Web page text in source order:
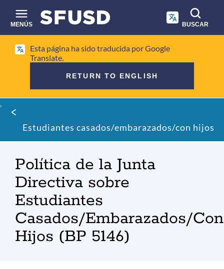
contenido
principal
MENÚS BUSCAR
BúsquedaEsta página ha sido traducida por Google
Translate.
RETURN TO ENGLISH
Migaja
Estudiantes casados/embarazados/con hijos
Política de la Junta
Directiva sobre
Estudiantes
Casados/Embarazados/Con
Hijos (BP 5146)